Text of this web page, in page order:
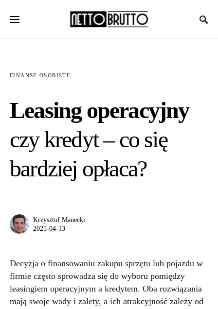
FINANSE OSOBISTE
Leasing operacyjny
czy kredyt – co się
bardziej opłaca?
Krzysztof Manecki
2025-04-13
Decyzja o finansowaniu zakupu sprzętu lub pojazdu w
firmie często sprowadza się do wyboru pomiędzy
leasingiem operacyjnym a kredytem. Oba rozwiązania
mają swoje wady i zalety, a ich atrakcyjność zależy od